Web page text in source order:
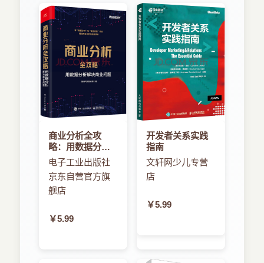
5.1 组织文本
5.2 整合社交网络内容
5.3 使用图片
5.4 小结
第6章 聚焦应用程序内容：地图
6.1 方法一：使用NKButton
6.2 方法二：使用一个样式化的HTML按钮
6.3 考虑iPad
6.4 小结
第7章 聚焦应用程序内容：音频
7.1 使用HTML5播放音频
7.2 使用NKAudioPlayer来整合音频
7.3 小结
第8章 聚焦应用程序内容：视频
8.1 在iPad上使用HTML5播放视频
商业分析全攻
略：用数据分析
解决商业问题
电子工业出版社
京东自营官方旗
舰店
￥5.99
开发者关系实践
指南
文轩网少儿专营
店
￥5.99